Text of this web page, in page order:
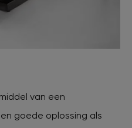
van een
goede oplossing als